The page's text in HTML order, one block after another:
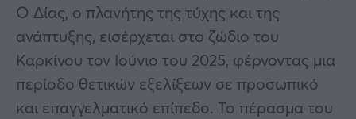
Ο Δίας, ο πλανήτης της τύχης και της
ανάπτυξης, εισέρχεται στο ζώδιο του
Καρκίνου τον Ιούνιο του 2025, φέρνοντας μια
περίοδο θετικών εξελίξεων σε προσωπικό
και επαγγελματικό επίπεδο. Το πέρασμα του